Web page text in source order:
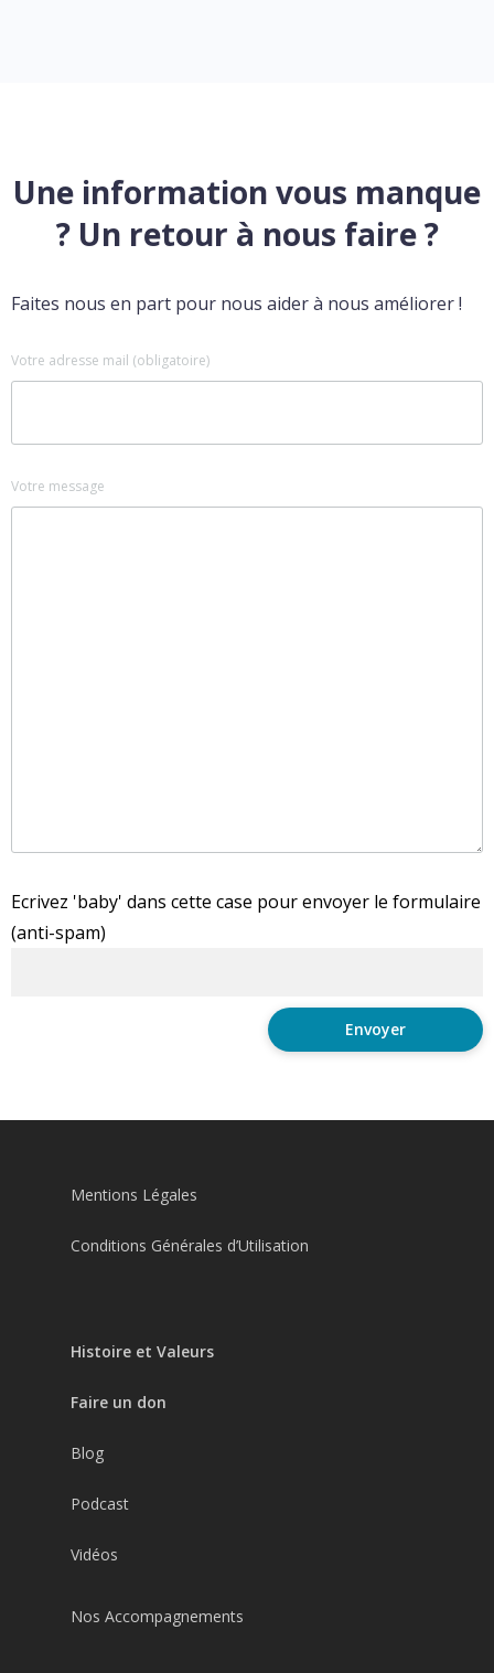
Une information vous manque
? Un retour à nous faire ?
Faites nous en part pour nous aider à nous améliorer !
Votre adresse mail (obligatoire)
Votre message
Ecrivez 'baby' dans cette case pour envoyer le formulaire
(anti-spam)
Mentions Légales
Conditions Générales d’Utilisation
Histoire et Valeurs
Faire un don
Blog
Podcast
Vidéos
Nos Accompagnements